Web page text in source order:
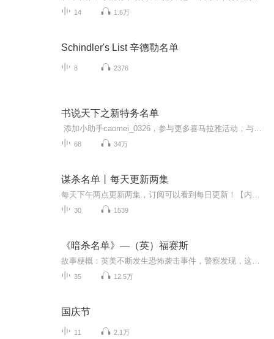
14 1.6万
Schindler's List 辛德勒名单
8 2376
书说天下之新特务名单
68 34万
谋杀名单丨每天更新两集
30 1539
《暗杀名单》—（英）福赛斯
35 12.5万
国庆节
11 2.1万